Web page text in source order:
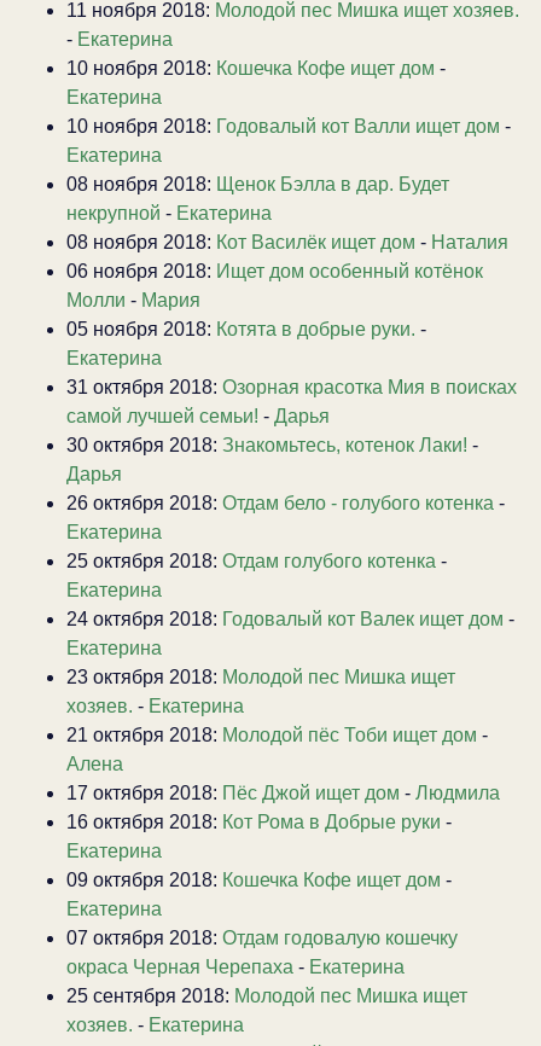
11 ноября 2018: Молодой пес Мишка ищет хозяев.
- Екатерина
10 ноября 2018: Кошечка Кофе ищет дом -
Екатерина
10 ноября 2018: Годовалый кот Валли ищет дом -
Екатерина
08 ноября 2018: Щенок Бэлла в дар. Будет
некрупной - Екатерина
08 ноября 2018: Кот Василёк ищет дом - Наталия
06 ноября 2018: Ищет дом особенный котёнок
Молли - Мария
05 ноября 2018: Котята в добрые руки. -
Екатерина
31 октября 2018: Озорная красотка Мия в поисках
самой лучшей семьи! - Дарья
30 октября 2018: Знакомьтесь, котенок Лаки! -
Дарья
26 октября 2018: Отдам бело - голубого котенка -
Екатерина
25 октября 2018: Отдам голубого котенка -
Екатерина
24 октября 2018: Годовалый кот Валек ищет дом -
Екатерина
23 октября 2018: Молодой пес Мишка ищет
хозяев. - Екатерина
21 октября 2018: Молодой пёс Тоби ищет дом -
Алена
17 октября 2018: Пёс Джой ищет дом - Людмила
16 октября 2018: Кот Рома в Добрые руки -
Екатерина
09 октября 2018: Кошечка Кофе ищет дом -
Екатерина
07 октября 2018: Отдам годовалую кошечку
окраса Черная Черепаха - Екатерина
25 сентября 2018: Молодой пес Мишка ищет
хозяев. - Екатерина